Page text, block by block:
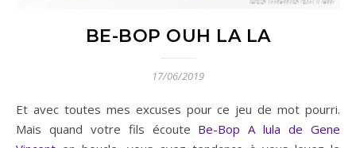
BE-BOP OUH LA LA
17/06/2019
Et avec toutes mes excuses pour ce jeu de mot pourri.
Mais quand votre fils écoute Be-Bop A lula de Gene